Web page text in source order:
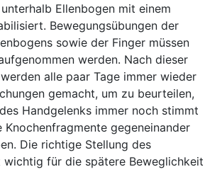
Ellenbogen mit einem
Bewegungsübungen der
sowie der Finger müssen
werden. Nach dieser
alle paar Tage immer wieder
gemacht, um zu beurteilen,
Handgelenks immer noch stimmt
gegeneinander
Die richtige Stellung des
wichtig für die spätere Beweglichkeit